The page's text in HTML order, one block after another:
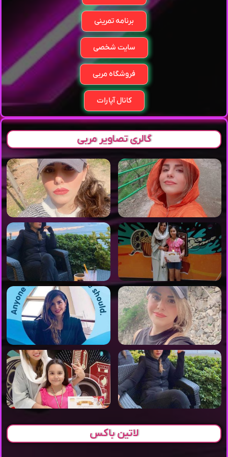
برنامه تمرینی
سایت شخصی
فروشگاه مربی
کانال آپارات
گالری تصاویر مربی
لاتین باکس